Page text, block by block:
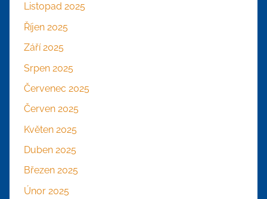
Listopad 2025
Říjen 2025
Září 2025
Srpen 2025
Červenec 2025
Červen 2025
Květen 2025
Duben 2025
Březen 2025
Únor 2025